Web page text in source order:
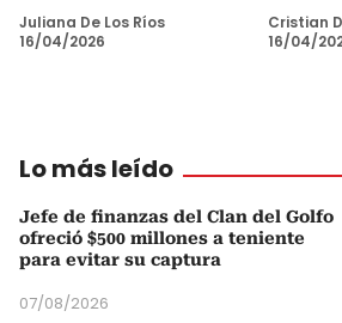
Juliana De Los Ríos
16/04/2026
Cristian
16/04/
Lo más leído
Jefe de finanzas del Clan del Golfo
ofreció $500 millones a teniente
para evitar su captura
07/08/2026